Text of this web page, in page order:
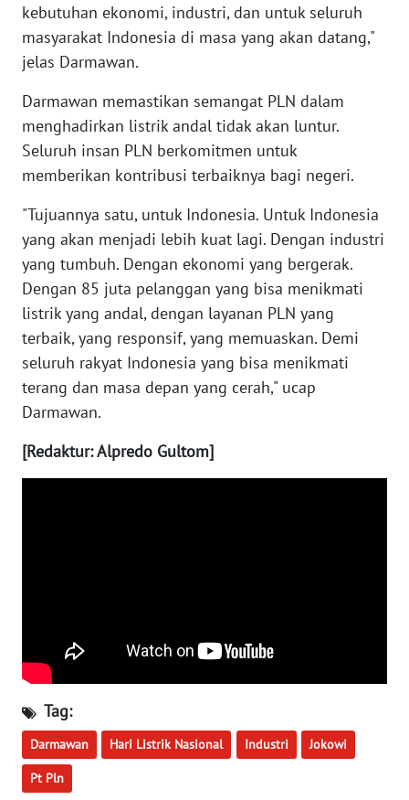
kebutuhan ekonomi, industri, dan untuk seluruh
masyarakat Indonesia di masa yang akan datang,"
jelas Darmawan.
Darmawan memastikan semangat PLN dalam
menghadirkan listrik andal tidak akan luntur.
Seluruh insan PLN berkomitmen untuk
memberikan kontribusi terbaiknya bagi negeri.
"Tujuannya satu, untuk Indonesia. Untuk Indonesia
yang akan menjadi lebih kuat lagi. Dengan industri
yang tumbuh. Dengan ekonomi yang bergerak.
Dengan 85 juta pelanggan yang bisa menikmati
listrik yang andal, dengan layanan PLN yang
terbaik, yang responsif, yang memuaskan. Demi
seluruh rakyat Indonesia yang bisa menikmati
terang dan masa depan yang cerah," ucap
Darmawan.
[Redaktur: Alpredo Gultom]
Tag:
Darmawan Hari Listrik Nasional Industri Jokowi
Pt Pln
WN
LABUHANBATU
WN
TAPANULI
TENGAH
SERDANG
WN
TEBING
TINGGI
WN
PAKPAK
WN
WN
WN
TAPANULI
UTARA
WN
SAMOSIR